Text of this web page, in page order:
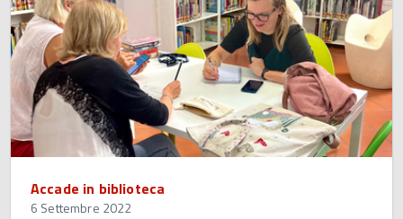
Accade in biblioteca
6 Settembre 2022